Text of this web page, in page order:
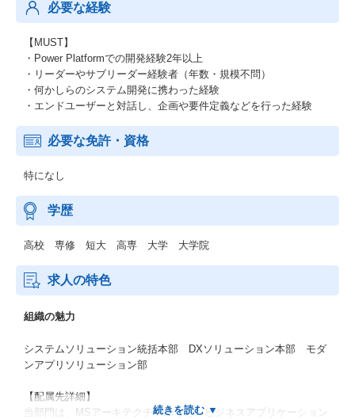
必要な経験
【MUST】
・Power Platformでの開発経験2年以上
・リーダーやサブリーダー経験者（年数・規模不問）
・何かしらのシステム開発に携わった経験
・エンドユーザーと対話し、企画や要件定義などを行った経験
必要な免許・資格
特になし
学歴
高校 専修 短大 高専 大学 大学院
求人の特色
組織の魅力
システムソリューション統括本部 DXソリューション本部 モダ
ンアプリソリューション部
【配属先詳細】
当部門は、MSアーキテクチャのうち、ビジネスアプリケーション